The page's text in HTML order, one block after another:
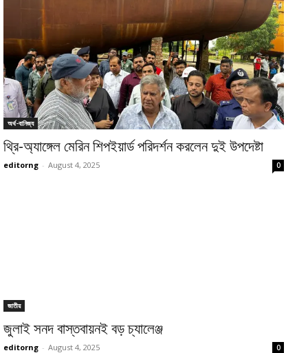
অর্থ-বানিজ্য
থ্রি-অ্যাঙ্গেল মেরিন শিপইয়ার্ড পরিদর্শন করলেন দুই উপদেষ্টা
editorng - August 4, 2025 0
জাতীয়
জুলাই সনদ বাস্তবায়নই বড় চ্যালেঞ্জ
editorng - August 4, 2025 0